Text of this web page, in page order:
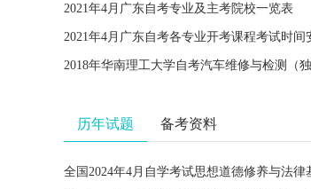
2021年4月广东自考专业及主考院校一览表
2021年4月广东自考各专业开考课程考试时间
历年试题 备考资料
全国2024年4月自学考试思想道德修养与法律